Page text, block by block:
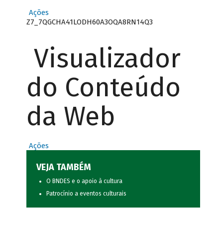
Ações
Z7_7QGCHA41LODH60A3OQA8RN14Q3
Visualizador
do Conteúdo
da Web
Ações
VEJA TAMBÉM
O BNDES e o apoio à cultura
Patrocínio a eventos culturais